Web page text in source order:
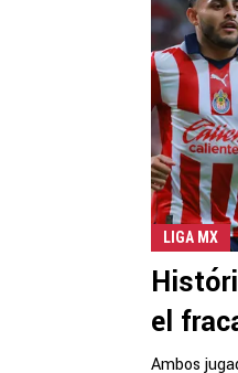
LIGA MX
el
Ambos